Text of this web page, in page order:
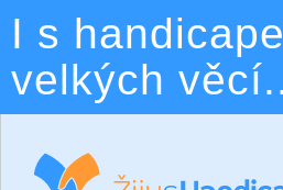
I s
velkých